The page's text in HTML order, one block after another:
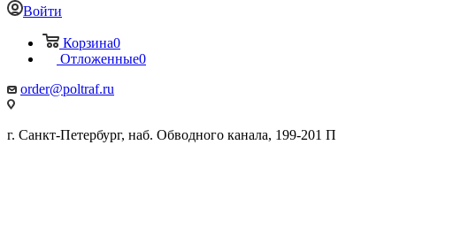
Войти
Корзина0
Отложенные0
order@poltraf.ru
г. Санкт-Петербург, наб. Обводного канала, 199-201 П